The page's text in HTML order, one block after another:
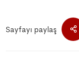
Sayfayı paylaş